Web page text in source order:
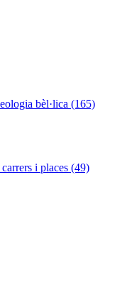
bèl·lica (165)
i places (49)